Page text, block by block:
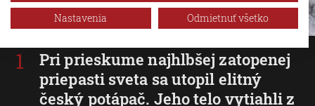
Zobraziť zoznam partnerov (1 predajcovia IAB)
Vaše údaje používame na nasledujúce účely:
Účely spracovania IAB:
Uchovávanie alebo prístup k informáciám na
zariadení
Nastavenia Odmietnuť všetko
Pri prieskume najhlbšej zatopenej
priepasti sveta sa utopil elitný
český potápač. Jeho telo vytiahli z